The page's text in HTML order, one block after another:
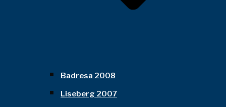
Badresa 2008
Liseberg 2007